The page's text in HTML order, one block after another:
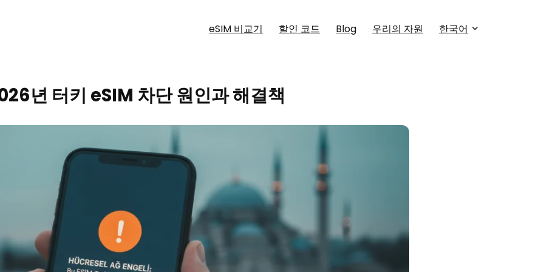
eSIM 비교기 할인 코드 Blog 우리의 자원 한국어
년 터키 eSIM 차단 원인과 해결책